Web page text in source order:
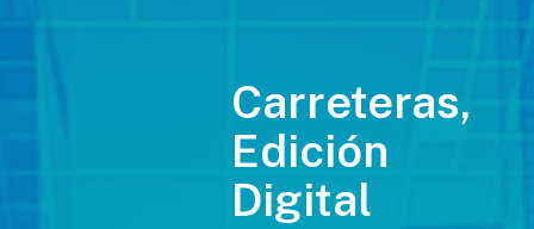
Carreteras,
Edición
Digital